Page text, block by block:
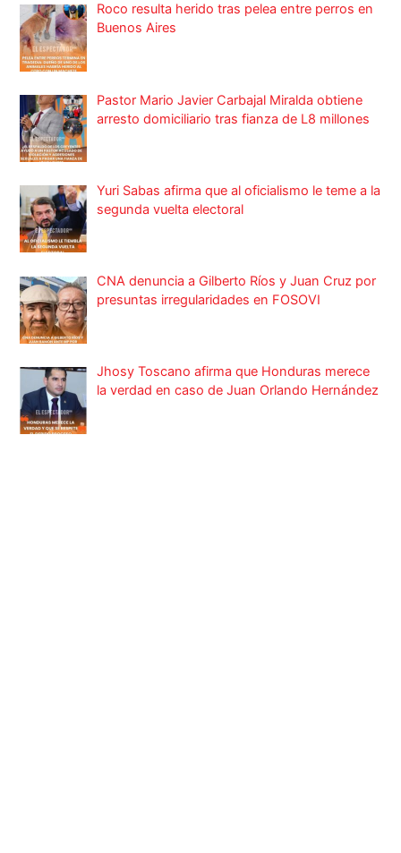
Roco resulta herido tras pelea entre perros en
Buenos Aires
Pastor Mario Javier Carbajal Miralda obtiene
arresto domiciliario tras fianza de L8 millones
Yuri Sabas afirma que al oficialismo le teme a la
segunda vuelta electoral
CNA denuncia a Gilberto Ríos y Juan Cruz por
presuntas irregularidades en FOSOVI
Jhosy Toscano afirma que Honduras merece
la verdad en caso de Juan Orlando Hernández